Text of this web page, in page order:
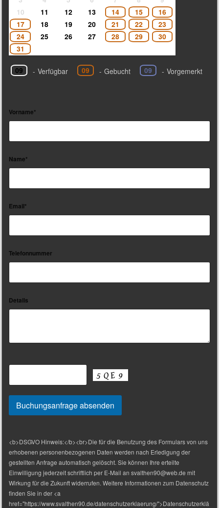
10
11 12 13 14 15
16
17
18 19 20 21 22
23
24
25 26 27 28 29
30
31
09 - Verfügbar 09 - Gebucht 09 - Vorgemerkt
Vorname*
Name*
Email*
Telefonnummer
Details
<b>DSGVO Hinweis:</b><br>Die für die Benutzung des Formulars von uns
erhobenen personenbezogenen Daten werden nach Erledigung der
gestellten Anfrage automatisch gelöscht. Sie können Ihre erteilte
Einwilligung jederzeit schriftlich per E-Mail an svalthen90@web.de mit
Wirkung für die Zukunft widerrufen. Weitere Informationen zum Datenschutz
finden Sie in der <a
href="https://www.svalthen90.de/datenschutzerklaerung/">Datenschutzerklä